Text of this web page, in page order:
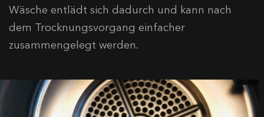
Wäsche entlädt sich dadurch und kann nach
dem Trocknungsvorgang einfacher
zusammengelegt werden.